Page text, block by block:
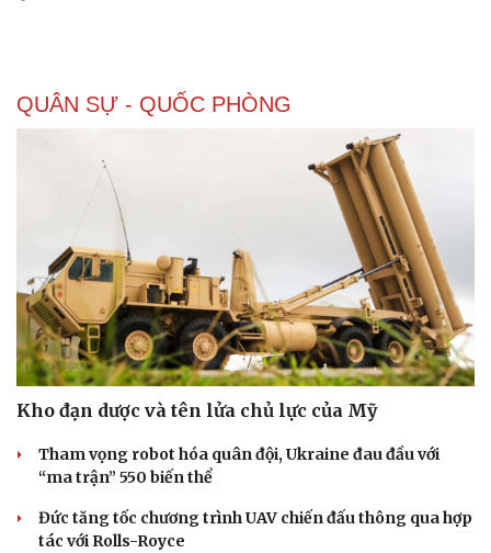
QUÂN SỰ - QUỐC PHÒNG
Kho đạn dược và tên lửa chủ lực của Mỹ
Tham vọng robot hóa quân đội, Ukraine đau đầu với
“ma trận” 550 biến thể
Đức tăng tốc chương trình UAV chiến đấu thông qua hợp
tác với Rolls-Royce